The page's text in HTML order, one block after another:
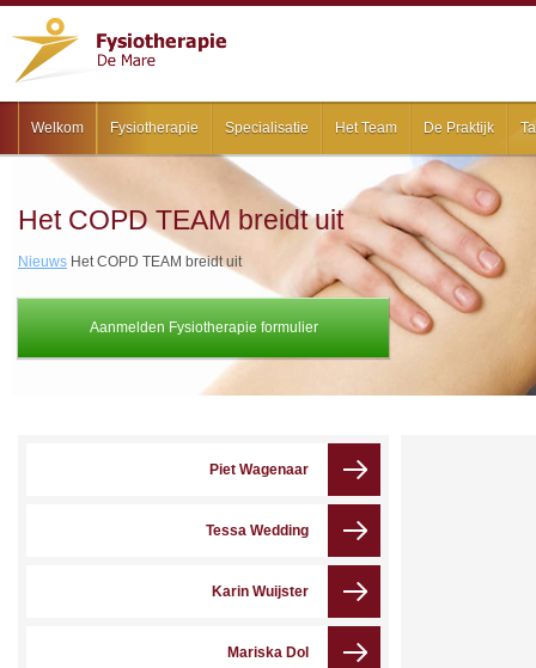
Welkom Fysiotherapie Specialisatie Het Team De Praktijk
Aanmelden Fysiotherapie formulier
Het COPD TEAM breidt uit
Nieuws Het COPD TEAM breidt uit
Piet Wagenaar
Tessa Wedding
Karin Wuijster
Mariska Dol